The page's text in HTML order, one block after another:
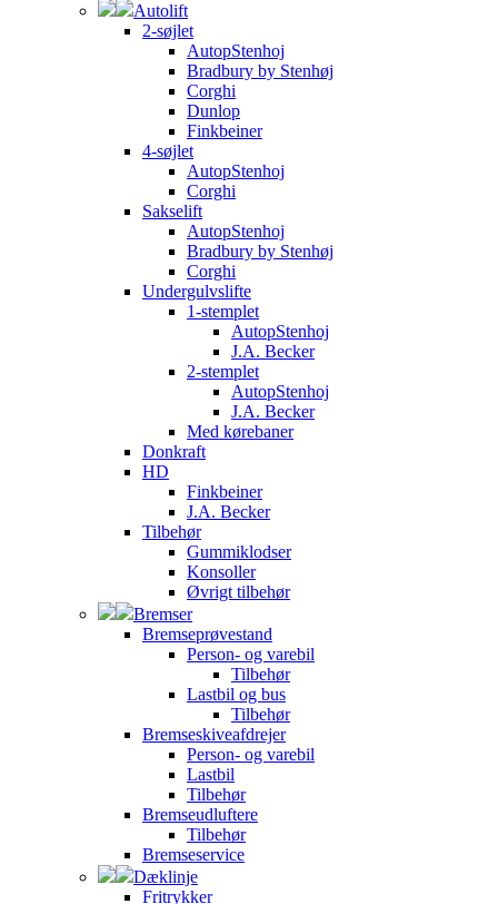
Autolift
2-søjlet
AutopStenhoj
Bradbury by Stenhøj
Corghi
Dunlop
Finkbeiner
4-søjlet
AutopStenhoj
Corghi
Sakselift
AutopStenhoj
Bradbury by Stenhøj
Corghi
Undergulvslifte
1-stemplet
AutopStenhoj
J.A. Becker
2-stemplet
AutopStenhoj
J.A. Becker
Med kørebaner
Donkraft
HD
Finkbeiner
J.A. Becker
Tilbehør
Gummiklodser
Konsoller
Øvrigt tilbehør
Bremser
Bremseprøvestand
Person- og varebil
Tilbehør
Lastbil og bus
Tilbehør
Bremseskiveafdrejer
Person- og varebil
Lastbil
Tilbehør
Bremseudluftere
Tilbehør
Bremseservice
Dæklinje
Fritrykker